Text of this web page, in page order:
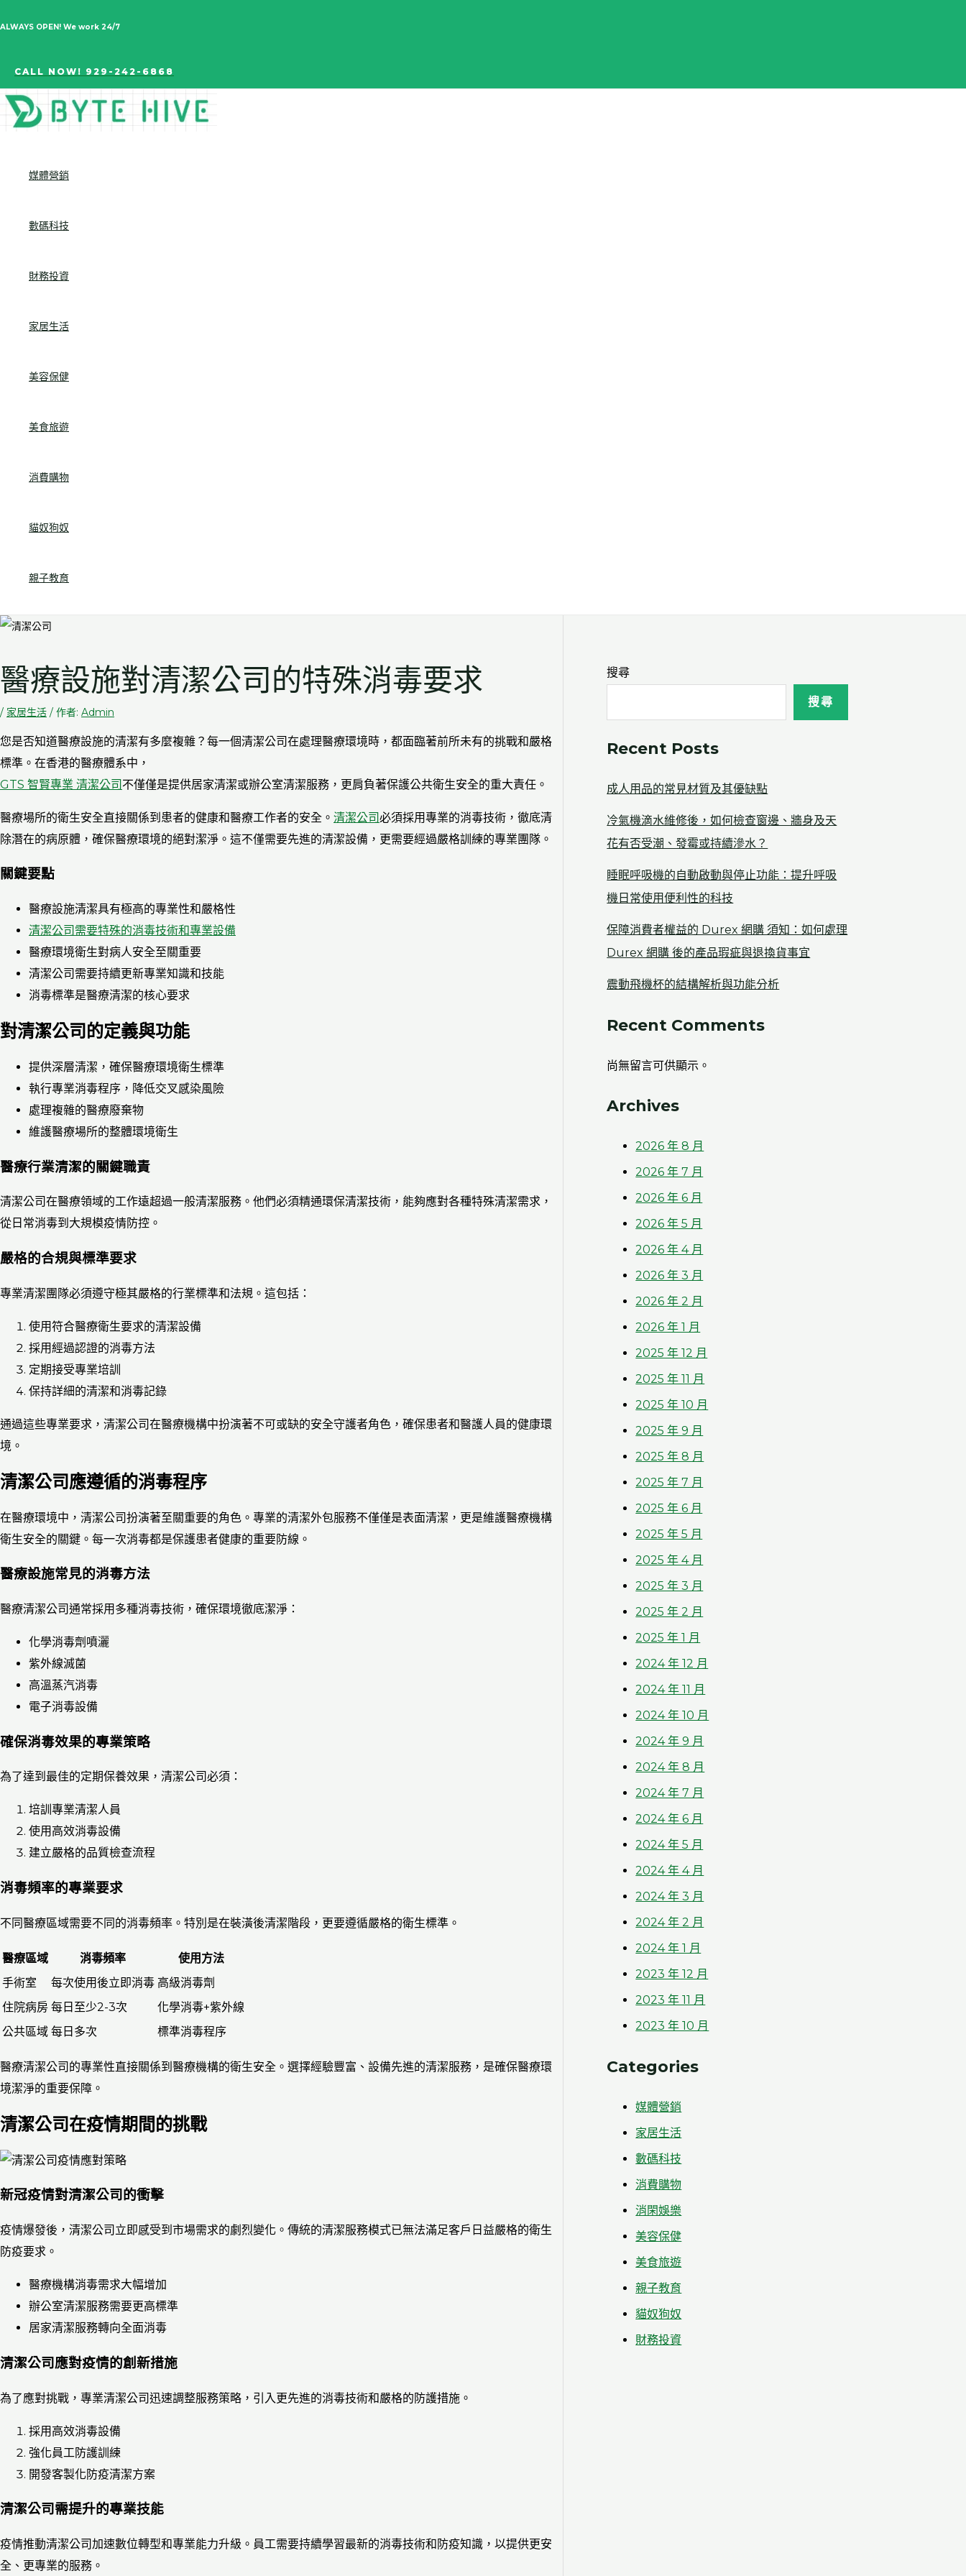
至
內
ALWAYS OPEN! We work 24/7
CALL NOW! 929-242-6868
媒體營銷
數碼科技
財務投資
家居生活
美容保健
美食旅遊
消費購物
貓奴狗奴
親子教育
醫療設施對清潔公司的特殊消毒要求
/ 家居生活 / 作者: Admin
您是否知道醫療設施的清潔有多麼複雜？每一個清潔公司在處理醫療環境時，都面臨著前所未有的挑戰和嚴格
標準。在香港的醫療體系中，
GTS 智賢專業 清潔公司 不僅僅是提供居家清潔或辦公室清潔服務，更肩負著保護公共衛生安全的重大責任。
醫療場所的衛生安全直接關係到患者的健康和醫療工作者的安全。 清潔公司必須採用專業的消毒技術，徹底清
除潛在的病原體，確保醫療環境的絕對潔淨。這不僅需要先進的清潔設備，更需要經過嚴格訓練的專業團隊。
關鍵要點
醫療設施清潔具有極高的專業性和嚴格性
清潔公司需要特殊的消毒技術和專業設備
醫療環境衛生對病人安全至關重要
清潔公司需要持續更新專業知識和技能
消毒標準是醫療清潔的核心要求
對清潔公司的定義與功能
提供深層清潔，確保醫療環境衛生標準
執行專業消毒程序，降低交叉感染風險
處理複雜的醫療廢棄物
維護醫療場所的整體環境衛生
醫療行業清潔的關鍵職責
清潔公司在醫療領域的工作遠超過一般清潔服務。他們必須精通環保清潔技術，能夠應對各種特殊清潔需求，
從日常消毒到大規模疫情防控。
嚴格的合規與標準要求
專業清潔團隊必須遵守極其嚴格的行業標準和法規。這包括：
使用符合醫療衛生要求的清潔設備
採用經過認證的消毒方法
定期接受專業培訓
保持詳細的清潔和消毒記錄
通過這些專業要求，清潔公司在醫療機構中扮演著不可或缺的安全守護者角色，確保患者和醫護人員的健康環
境。
清潔公司應遵循的消毒程序
在醫療環境中，清潔公司扮演著至關重要的角色。專業的清潔外包服務不僅僅是表面清潔，更是維護醫療機構
衛生安全的關鍵。每一次消毒都是保護患者健康的重要防線。
醫療設施常見的消毒方法
醫療清潔公司通常採用多種消毒技術，確保環境徹底潔淨：
化學消毒劑噴灑
紫外線滅菌
高溫蒸汽消毒
電子消毒設備
確保消毒效果的專業策略
為了達到最佳的定期保養效果，清潔公司必須：
培訓專業清潔人員
使用高效消毒設備
建立嚴格的品質檢查流程
消毒頻率的專業要求
不同醫療區域需要不同的消毒頻率。特別是在裝潢後清潔階段，更要遵循嚴格的衛生標準。
醫療區域 消毒頻率
使用方法
手術室
每次使用後立即消毒 高級消毒劑
住院病房 每日至少2-3次
化學消毒+紫外線
公共區域 每日多次 標準消毒程序
醫療清潔公司的專業性直接關係到醫療機構的衛生安全。選擇經驗豐富、設備先進的清潔服務，是確保醫療環
境潔淨的重要保障。
清潔公司在疫情期間的挑戰
新冠疫情對清潔公司的衝擊
疫情爆發後，清潔公司立即感受到市場需求的劇烈變化。傳統的清潔服務模式已無法滿足客戶日益嚴格的衛生
防疫要求。
醫療機構消毒需求大幅增加
辦公室清潔服務需要更高標準
居家清潔服務轉向全面消毒
清潔公司應對疫情的創新措施
為了應對挑戰，專業清潔公司迅速調整服務策略，引入更先進的消毒技術和嚴格的防護措施。
採用高效消毒設備
強化員工防護訓練
開發客製化防疫清潔方案
清潔公司需提升的專業技能
疫情推動清潔公司加速數位轉型和專業能力升級。員工需要持續學習最新的消毒技術和防疫知識，以提供更安
全、更專業的服務。
搜尋
搜尋
Recent Posts
成人用品的常見材質及其優缺點
冷氣機滴水維修後，如何檢查窗邊、牆身及天
花有否受潮、發霉或持續滲水？
睡眠呼吸機的自動啟動與停止功能：提升呼吸
機日常使用便利性的科技
保障消費者權益的 Durex 網購 須知：如何處理
Durex 網購 後的產品瑕疵與退換貨事宜
震動飛機杯的結構解析與功能分析
Recent Comments
尚無留言可供顯示。
Archives
2026 年 8 月
2026 年 7 月
2026 年 6 月
2026 年 5 月
2026 年 4 月
2026 年 3 月
2026 年 2 月
2026 年 1 月
2025 年 12 月
2025 年 11 月
2025 年 10 月
2025 年 9 月
2025 年 8 月
2025 年 7 月
2025 年 6 月
2025 年 5 月
2025 年 4 月
2025 年 3 月
2025 年 2 月
2025 年 1 月
2024 年 12 月
2024 年 11 月
2024 年 10 月
2024 年 9 月
2024 年 8 月
2024 年 7 月
2024 年 6 月
2024 年 5 月
2024 年 4 月
2024 年 3 月
2024 年 2 月
2024 年 1 月
2023 年 12 月
2023 年 11 月
2023 年 10 月
Categories
媒體營銷
家居生活
數碼科技
消費購物
消閑娛樂
美容保健
美食旅遊
親子教育
貓奴狗奴
財務投資